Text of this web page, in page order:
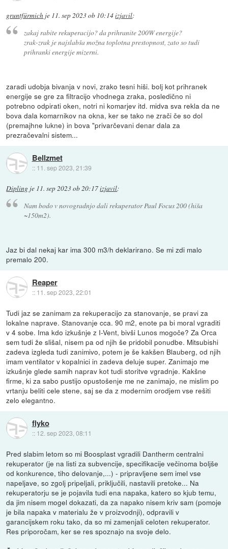
gruntfürmich je 11. sep 2023 ob 10:14izjavil:
zakaj rabite rekuperacijo? da prihranite 200W energije?
zrak-zrak je najslabša možna toplotna prestopnost, zato so tudi
prihranki energije mizerni.
zaradi udobja bivanja v novi, zrako tesni hiši. bolj kot prihranek
energije se gre za filtracijo vhodnega zraka, posledično ni
potrebno odpirati oken, notri ni komarjev itd. midva sva rekla da ne
bova dala komarnikov na okna, ker se tako ne zrači če so dol
(premajhne lukne) in bova "privarčevani denar dala za
prezračevalni sistem...
Bellzmet
:: 11. sep 2023, 21:39
Dipling je 11. sep 2023 ob 20:17izjavil:
Nam bodo v novogradnjo dali rekuperator Paul Focus 200 (hiša
~150m2).
Jaz bi dal nekaj kar ima 300 m3/h deklarirano. Se mi zdi malo
premalo 200.
Reaper
:: 11. sep 2023, 22:01
Tudi jaz se zanimam za rekuperacijo za stanovanje, se pravi za
lokalne naprave. Stanovanje cca. 90 m2, enote pa bi moral vgraditi
v 4 sobe. Ima kdo izkušnje z I-Vent, bivši Lunos mogoče? Za Orca
sem tudi že slišal, nisem pa od njih še pridobil ponudbe. Mitsubishi
zadeva izgleda tudi zanimivo, potem je še kakšen Blauberg, od njih
imam ventilator v kopalnici in zadeva deluje super. Zanimajo me
izkušnje glede samih naprav kot tudi storitve vgradnje. Kakšne
firme, ki za sabo pustijo opustošenje me ne zanimajo, ne mislim po
vrtanju beliti cele stene, saj se da z modernim orodjem vse rešiti
zelo elegantno.
flyko
:: 12. sep 2023, 08:11
Pred slabim letom so mi Boosplast vgradili Dantherm centralni
rekuperator (je na listi za subvencije, specifikacije večinoma boljše
od konkurence, tiho delovanje,...) - pripravljene sem imel vse
napeljave, so zgolj pripeljali, priključili, nastavili pretoke... Na
rekuperatorju se je pojavila tudi ena napaka, katero so kjub temu,
da jim nisem mogel dokazati, da za napako nisem kriv sam (pomoje
je bila napaka v materialu že v proizvodnji), odpravili v
garancijskem roku tako, da so mi zamenjali celoten rekuperator.
Res priporočam, ker se res spoznajo na svoje delo.